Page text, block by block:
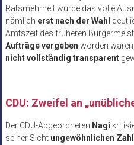
Ratsmehrheit wurde das volle
nämlich erst nach der Wahl
Amtszeit des früheren
Aufträge vergeben worden
nicht vollständig transparent
CDU: Zweifel an „un
Der CDU-Abgeordneten Nagi
seiner Sicht ungewöhnlichen